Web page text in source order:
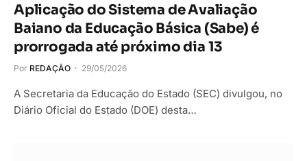
Aplicação do Sistema de Avaliação
Baiano da Educação Básica (Sabe) é
prorrogada até próximo dia 13
Por REDAÇÃO 29/05/2026
A Secretaria da Educação do Estado (SEC) divulgou, no
Diário Oficial do Estado (DOE) desta…